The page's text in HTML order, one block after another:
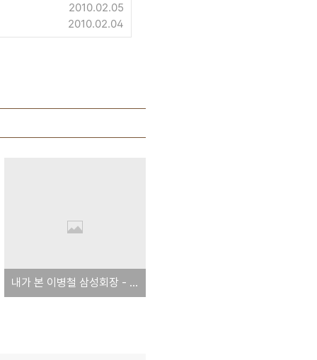
2010.02.05
2010.02.04
내가 본 이병철 삼성회장 - 정준명 비서팀장 글